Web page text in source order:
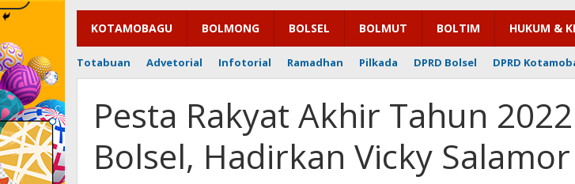
KOTAMOBAGU BOLMONG BOLSEL BOLMUT BOLTIM HUKUM &
Totabuan Advetorial Infotorial Ramadhan Pilkada DPRD Bolsel DPRD
Pesta Rakyat Akhir Tahun
Bolsel, Hadirkan Vicky Salamor